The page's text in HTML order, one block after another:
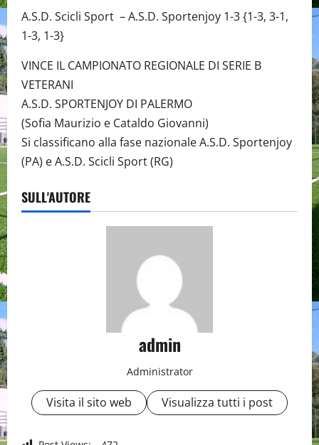
A.S.D. Scicli Sport – A.S.D. Sportenjoy 1-3 {1-3, 3-1,
1-3, 1-3}
VINCE IL CAMPIONATO REGIONALE DI SERIE B
VETERANI
A.S.D. SPORTENJOY DI PALERMO
(Sofia Maurizio e Cataldo Giovanni)
Si classificano alla fase nazionale A.S.D. Sportenjoy
(PA) e A.S.D. Scicli Sport (RG)
SULL'AUTORE
admin
Administrator
Visita il sito web Visualizza tutti i post